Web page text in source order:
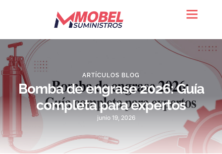
ARTÍCULOS BLOG
Bomba de engrase 2026: Guía
completa para expertos
junio 19, 2026